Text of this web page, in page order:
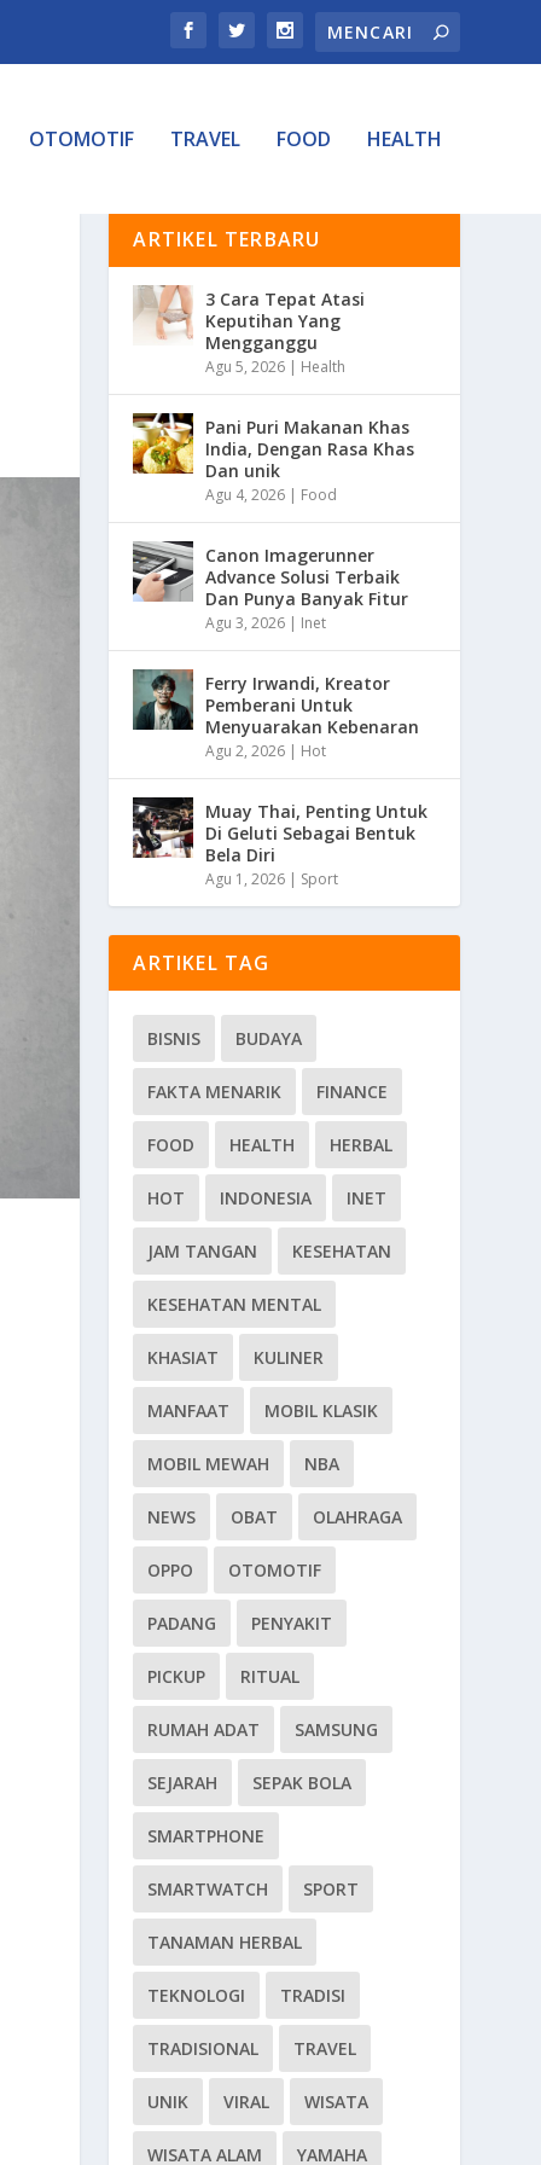
OTOMOTIF TRAVEL FOOD HEALTH
ARTIKEL TERBARU
3 Cara Tepat Atasi
Keputihan Yang
Mengganggu
Agu 5, 2026 | Health
Pani Puri Makanan Khas
India, Dengan Rasa Khas
Dan unik
Agu 4, 2026 | Food
Canon Imagerunner
Advance Solusi Terbaik
Dan Punya Banyak Fitur
Agu 3, 2026 | Inet
Ferry Irwandi, Kreator
Pemberani Untuk
Menyuarakan Kebenaran
Agu 2, 2026 | Hot
Muay Thai, Penting Untuk
Di Geluti Sebagai Bentuk
Bela Diri
Agu 1, 2026 | Sport
ARTIKEL TAG
BISNIS BUDAYA
FAKTA MENARIK FINANCE
FOOD HEALTH HERBAL
HOT INDONESIA INET
JAM TANGAN KESEHATAN
KESEHATAN MENTAL
KHASIAT KULINER
MANFAAT MOBIL KLASIK
MOBIL MEWAH NBA
NEWS OBAT OLAHRAGA
OPPO OTOMOTIF
PADANG PENYAKIT
PICKUP RITUAL
RUMAH ADAT SAMSUNG
SEJARAH SEPAK BOLA
SMARTPHONE
SMARTWATCH SPORT
TANAMAN HERBAL
TEKNOLOGI TRADISI
TRADISIONAL TRAVEL
UNIK VIRAL WISATA
WISATA ALAM YAMAHA